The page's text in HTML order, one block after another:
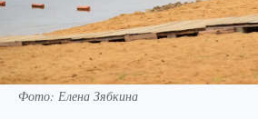
Фото: Елена Зябкина